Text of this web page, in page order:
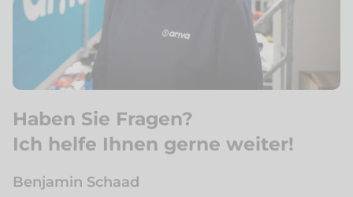
Haben Sie Fragen?
Ich helfe Ihnen gerne weiter!
Benjamin Schaad